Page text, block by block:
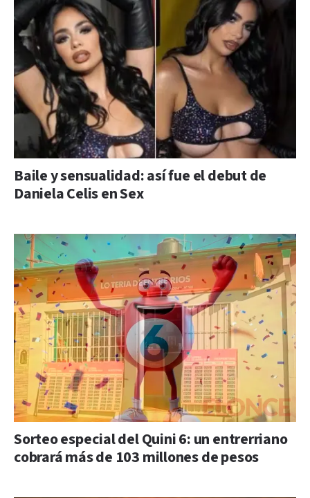
Baile y sensualidad: así fue el debut de
Daniela Celis en Sex
Sorteo especial del Quini 6: un entrerriano
cobrará más de 103 millones de pesos